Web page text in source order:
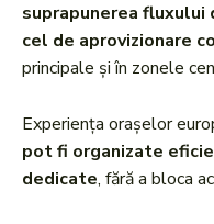
suprapunerea
cel de aprovizionare
principale și în zonele
Experiența orașelor
pot fi organizate
dedicate, fără a bloca